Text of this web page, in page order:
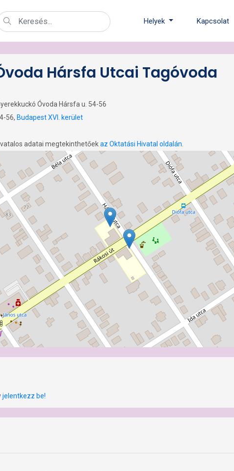
Helyek Kapcsolat
Hársfa Utcai Tagóvoda
Óvoda Hársfa u. 54-56
56, Budapest XVI. kerület
adatai megtekinthetőekaz Oktatási Hivatal oldalán
jelentkezz be!